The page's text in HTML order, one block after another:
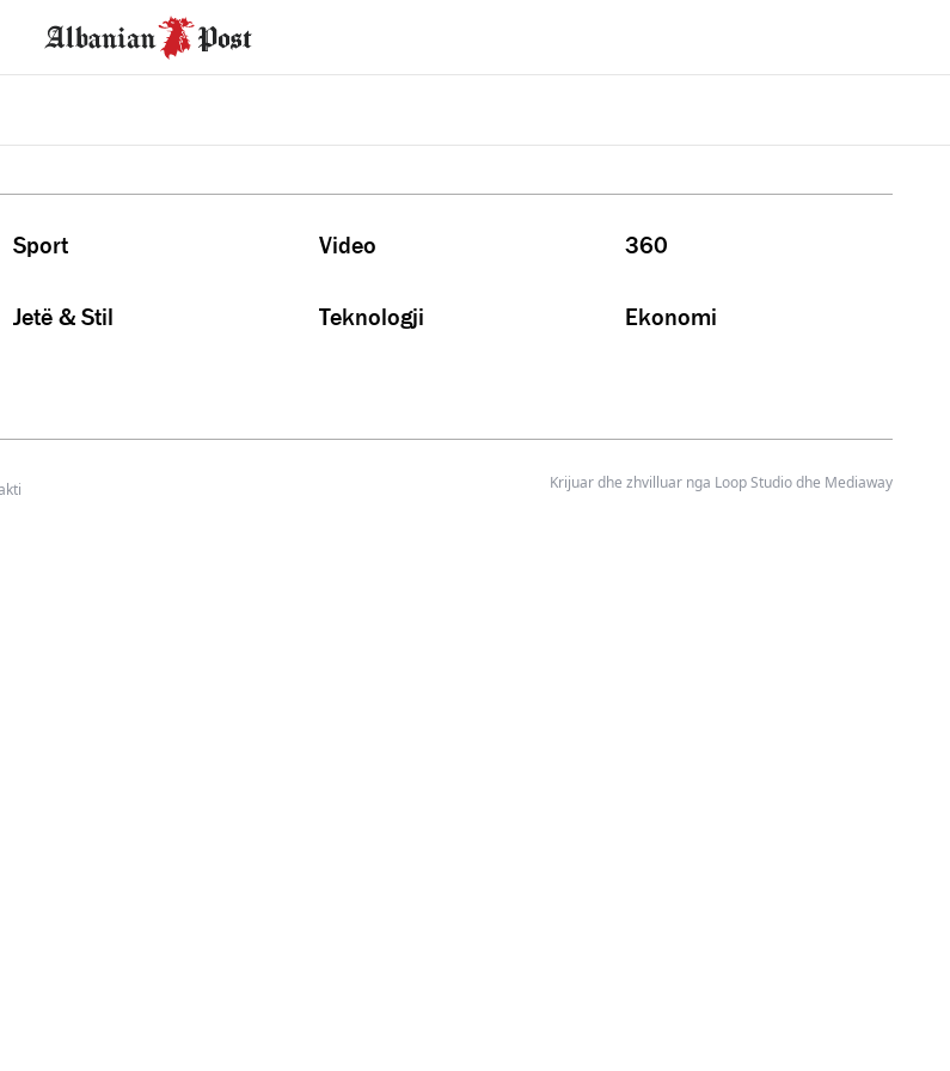
Sport Video 360
Jetë & Stil Teknologji Ekonomi
Krijuar dhe zhvilluar nga Loop Studiodhe Mediaway